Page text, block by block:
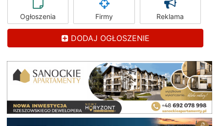
Ogłoszenia Firmy Reklama
DODAJ OGŁOSZENIE